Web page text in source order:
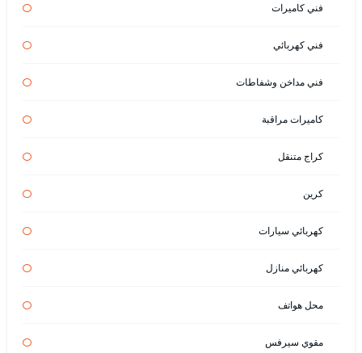
فني كاميرات
فني كهربائي
فني مداخن وشفاطات
كاميرات مراقبة
كراج متنقل
كرين
كهربائي سيارات
كهربائي منازل
محل هواتف
مقوي سيرفس